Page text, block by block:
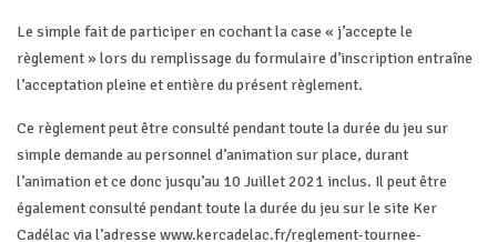
Le simple fait de participer en cochant la case « j’accepte le
règlement » lors du remplissage du formulaire d’inscription entraîne
l’acceptation pleine et entière du présent règlement.
Ce règlement peut être consulté pendant toute la durée du jeu sur
simple demande au personnel d’animation sur place, durant
l’animation et ce donc jusqu’au 10 Juillet 2021 inclus. Il peut être
également consulté pendant toute la durée du jeu sur le site Ker
Cadélac via l’adresse www.kercadelac.fr/reglement-tournee-